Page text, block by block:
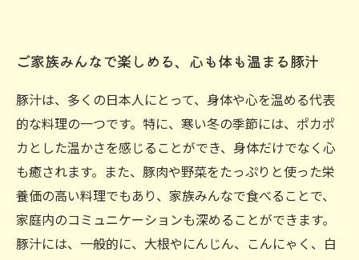
ご家族みんなで楽しめる、心も体も温まる豚汁
豚汁は、多くの日本人にとって、身体や心を温める代表
的な料理の一つです。特に、寒い冬の季節には、ポカポ
カとした温かさを感じることができ、身体だけでなく心
も癒されます。また、豚肉や野菜をたっぷりと使った栄
養価の高い料理でもあり、家族みんなで食べることで、
家庭内のコミュニケーションも深めることができます。
豚汁には、一般的に、大根やにんじん、こんにゃく、白